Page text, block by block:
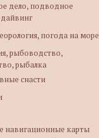
дело, подводное
погода на море
рыбоводство,
рыбалка
снасти
навигационные карты